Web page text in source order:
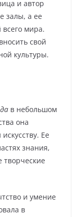
и автор
залы, а ее
всего мира.
свой
культуры.
в небольшом
она
Ее
знания,
творческие
и умение
в